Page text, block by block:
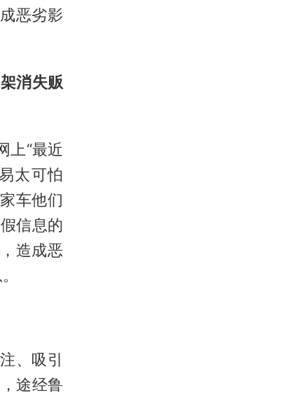
恶劣影
消失贩
上“最近
太可怕
车他们
信息的
造成恶
、吸引
途经鲁